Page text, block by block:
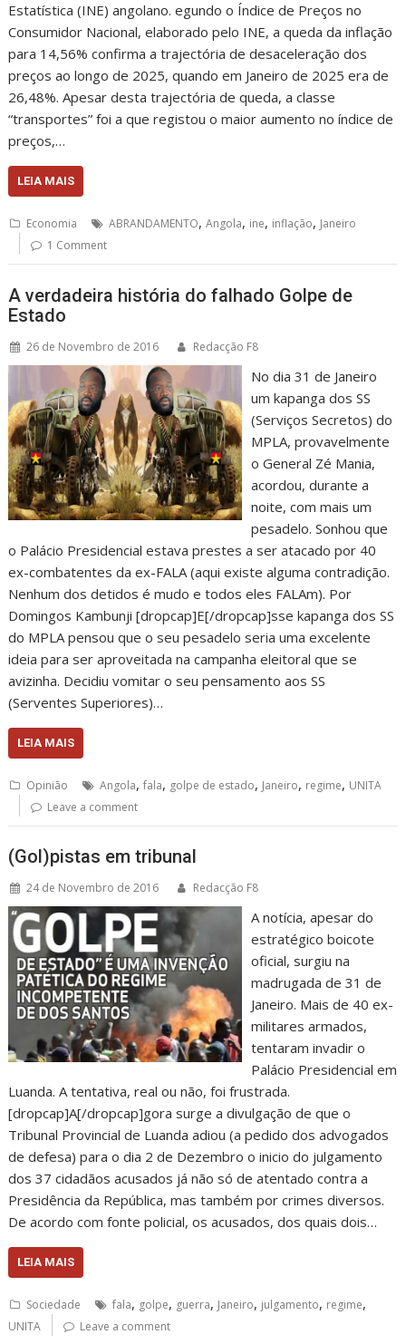
Estatística (INE) angolano. egundo o Índice de Preços no
Consumidor Nacional, elaborado pelo INE, a queda da inflação
para 14,56% confirma a trajectória de desaceleração dos
preços ao longo de 2025, quando em Janeiro de 2025 era de
26,48%. Apesar desta trajectória de queda, a classe
“transportes” foi a que registou o maior aumento no índice de
preços,…
LEIA MAIS
Economia ABRANDAMENTO,Angola, ine, inflação, Janeiro
1 Comment
A verdadeira história do falhado Golpe de
Estado
26 de Novembro de 2016 Redacção F8
No dia 31 de Janeiro
um kapanga dos SS
(Serviços Secretos) do
MPLA, provavelmente
o General Zé Mania,
acordou, durante a
noite, com mais um
pesadelo. Sonhou que
o Palácio Presidencial estava prestes a ser atacado por 40
ex-combatentes da ex-FALA (aqui existe alguma contradição.
Nenhum dos detidos é mudo e todos eles FALAm). Por
Domingos Kambunji [dropcap]E[/dropcap]sse kapanga dos SS
do MPLA pensou que o seu pesadelo seria uma excelente
ideia para ser aproveitada na campanha eleitoral que se
avizinha. Decidiu vomitar o seu pensamento aos SS
(Serventes Superiores)…
LEIA MAIS
Opinião Angola,fala, golpe de estado, Janeiro, regime, UNITA
Leave a comment
(Gol)pistas em tribunal
24 de Novembro de 2016 Redacção F8
A notícia, apesar do
estratégico boicote
oficial, surgiu na
madrugada de 31 de
Janeiro. Mais de 40 ex-
militares armados,
tentaram invadir o
Palácio Presidencial em
Luanda. A tentativa, real ou não, foi frustrada.
[dropcap]A[/dropcap]gora surge a divulgação de que o
Tribunal Provincial de Luanda adiou (a pedido dos advogados
de defesa) para o dia 2 de Dezembro o inicio do julgamento
dos 37 cidadãos acusados já não só de atentado contra a
Presidência da República, mas também por crimes diversos.
De acordo com fonte policial, os acusados, dos quais dois…
LEIA MAIS
Sociedade fala, golpe, guerra, Janeiro, julgamento, regime,
UNITA Leave a comment